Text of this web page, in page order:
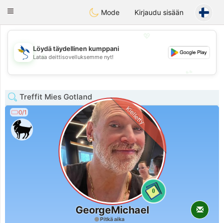
SvenskaDating
Toggle
Mode Kirjaudu sisään
💖
💕
Löydä täydellinen kumppani
Lataa deittisovelluksemme nyt!
Treffit Mies Gotland
0/1
0
Kielletty
GeorgeMichael
Pitkä aika